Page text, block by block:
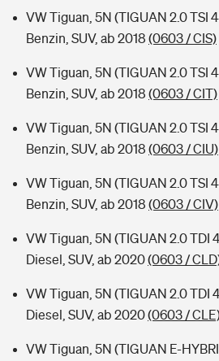
VW Tiguan, 5N (TIGUAN 2.0 TSI
Benzin, SUV, ab 2018 (0603 / CIS)
VW Tiguan, 5N (TIGUAN 2.0 TSI
Benzin, SUV, ab 2018 (0603 / CIT)
VW Tiguan, 5N (TIGUAN 2.0 TSI
Benzin, SUV, ab 2018 (0603 / CIU)
VW Tiguan, 5N (TIGUAN 2.0 TSI
Benzin, SUV, ab 2018 (0603 / CIV)
VW Tiguan, 5N (TIGUAN 2.0 TDI
Diesel, SUV, ab 2020(0603 /
VW Tiguan, 5N (TIGUAN 2.0 TDI
Diesel, SUV, ab 2020(0603 /
VW Tiguan, 5N (TIGUAN E-